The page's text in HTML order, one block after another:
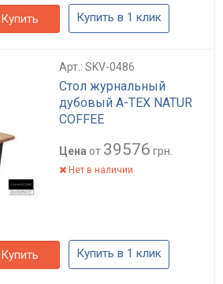
Купить Купить в 1 клик
Арт.: SKV-0486
Стол журнальный
дубовый A-TEX NATUR
COFFEE
Цена от 39576 грн.
Нет в наличии
Купить Купить в 1 клик